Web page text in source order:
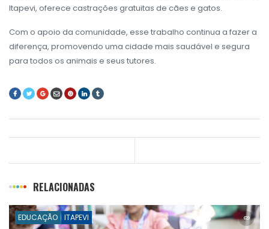
Itapevi, oferece castrações gratuitas de cães e gatos.
Com o apoio da comunidade, esse trabalho continua a fazer a
diferença, promovendo uma cidade mais saudável e segura
para todos os animais e seus tutores.
RELACIONADAS
EDUCAÇÃO ITAPEVI